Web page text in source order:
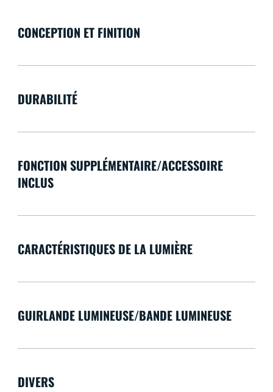
CONCEPTION ET FINITION
DURABILITÉ
FONCTION SUPPLÉMENTAIRE/ACCESSOIRE
INCLUS
CARACTÉRISTIQUES DE LA LUMIÈRE
GUIRLANDE LUMINEUSE/BANDE LUMINEUSE
DIVERS